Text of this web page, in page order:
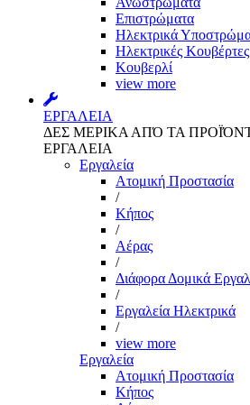
Επιστρώματα
Ηλεκτρικά
Ηλεκτρικές Κουβέρτες
Κουβερλί
view more
ΕΡΓΑΛΕΙΑ
ΔΕΣ ΜΕΡΙΚΑ ΑΠΌ ΤΑ
ΕΡΓΑΛΕΙΑ
Εργαλεία
Aτομική Προστασία
/
Kήπος
/
Αέρας
/
Διάφορα Δομικά
/
Εργαλεία Ηλεκτρικά
/
view more
Εργαλεία
Aτομική Προστασία
Kήπος